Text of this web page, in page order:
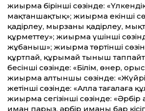
жиырма бірінші сөзінде:
мақтаншақтық»; жиырма екінші
қадірлеу, мырзаны қадірлеу,
құрмет­теу»; жиырма үшінші
жұбаныш»; жиырма төртінші
құртпай, құрымай тыныш
бесінші сөзінде: «Білім, өнер,
жиырма алтыншы сөзінде:
жетінші сөзінде: «Алла тағалаға
жиырма сегізінші сөзінде: «Әрбір
иман парыз, әрбір иманы бар